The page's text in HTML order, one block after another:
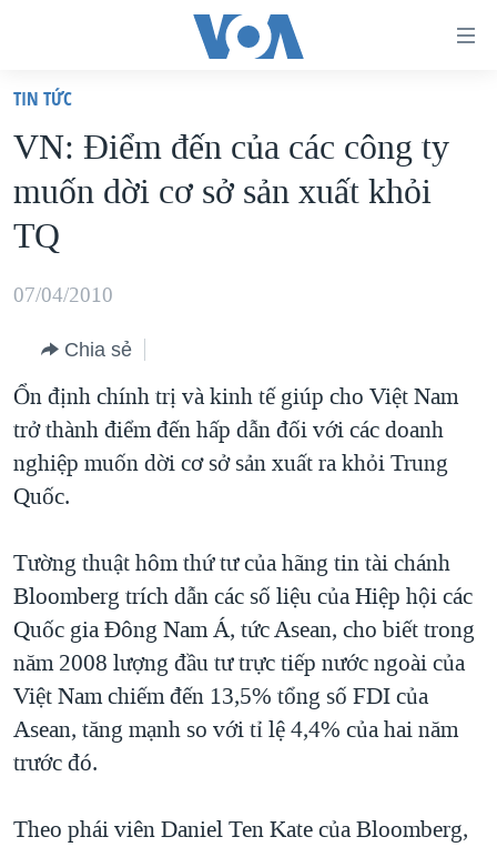
truy
cập
Tới
nội
chính
hướng
chính
Đi
tới
VIỆT NAM
HOA KỲ
BIỂN ĐÔNG
THẾ GIỚI
DIỄN ĐÀN
MỤC
TỰ DO BÁO CHÍ
VẠCH TRẦN TIN GIẢ
ĐỜI SỐNG
KINH TẾ
KHOA HỌC
VĂN HOÁ
THỂ THAO
CHUYÊN ĐỀ
CHIẾN TRANH THƯƠNG MẠI CỦA MỸ: QUÁ KHỨ VÀ HIỆN
TẠI
MỘT NĂM CHIẾN TRANH TẠI DẢI GAZA
GIẢI MÃ VÀNH ĐAI & CON ĐƯỜNG
NGÀY TỊ NẠN THẾ GIỚI
TRỊNH VĨNH BÌNH - NGƯỜI HẠ 'BÊN THẮNG CUỘC'
GROUND ZERO – XƯA VÀ NAY
CÁC GIÁ TRỊ CỘNG HÒA Ở VIỆT NAM
HỌC TIẾNG ANH
NGHE
MẠNG XÃ HỘI
Ngôn ngữ khác
TIN TỨC
VN: Ðiểm đến của các công ty
muốn dời cơ sở sản xuất khỏi
TQ
07/04/2010
Chia sẻ
Ổn định chính trị và kinh tế giúp cho Việt Nam
trở thành điểm đến hấp dẫn đối với các doanh
nghiệp muốn dời cơ sở sản xuất ra khỏi Trung
Quốc.
Tường thuật hôm thứ tư của hãng tin tài chánh
Bloomberg trích dẫn các số liệu của Hiệp hội các
Quốc gia Đông Nam Á, tức Asean, cho biết trong
năm 2008 lượng đầu tư trực tiếp nước ngoài của
Việt Nam chiếm đến 13,5% tổng số FDI của
Asean, tăng mạnh so với tỉ lệ 4,4% của hai năm
trước đó.
Theo phái viên Daniel Ten Kate của Bloomberg,